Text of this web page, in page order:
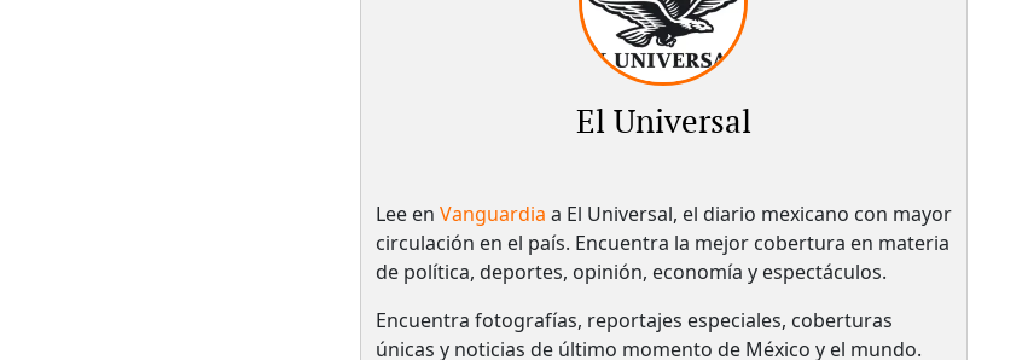
El Universal
Lee en Vanguardia a El Universal, el diario mexicano con mayor
circulación en el país.​ Encuentra la mejor cobertura en materia
de política, deportes, opinión, economía y espectáculos.
Encuentra fotografías, reportajes especiales, coberturas
únicas y noticias de último momento de México y el mundo.